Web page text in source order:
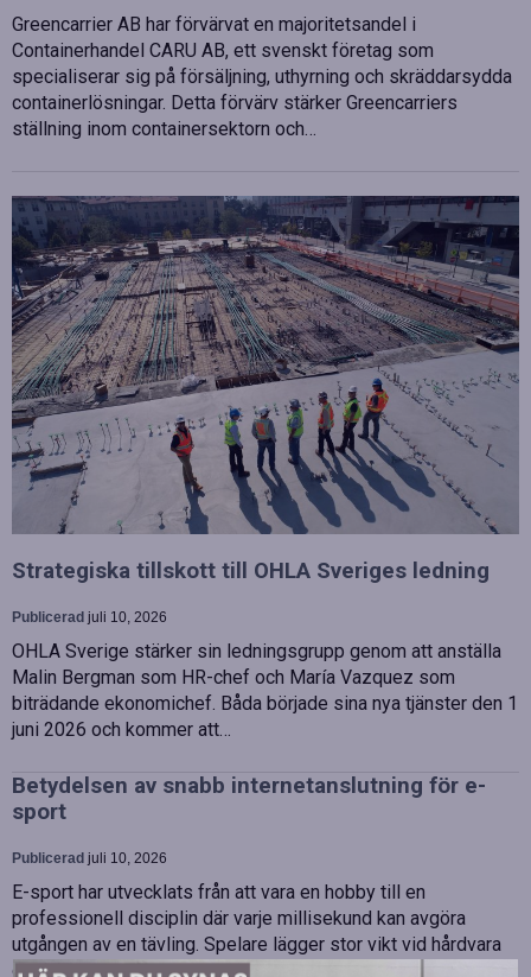
Greencarrier AB har förvärvat en majoritetsandel i
Containerhandel CARU AB, ett svenskt företag som
specialiserar sig på försäljning, uthyrning och skräddarsydda
containerlösningar. Detta förvärv stärker Greencarriers
ställning inom containersektorn och…
Strategiska tillskott till OHLA Sveriges ledning
Publicerad juli 10, 2026
OHLA Sverige stärker sin ledningsgrupp genom att anställa
Malin Bergman som HR-chef och María Vazquez som
biträdande ekonomichef. Båda började sina nya tjänster den 1
juni 2026 och kommer att…
Betydelsen av snabb internetanslutning för e-
sport
Publicerad juli 10, 2026
E-sport har utvecklats från att vara en hobby till en
professionell disciplin där varje millisekund kan avgöra
utgången av en tävling. Spelare lägger stor vikt vid hårdvara
och spelmekaniker, men…